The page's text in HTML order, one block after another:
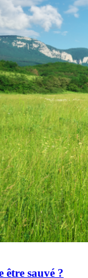
être sauvé ?